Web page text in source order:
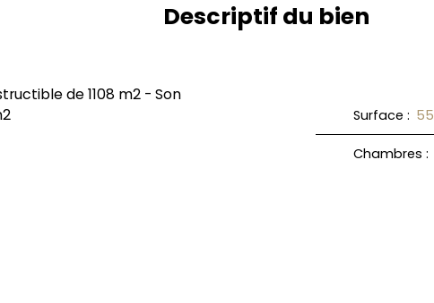
Descriptif du bien
de 1108 m2 - Son
Surface : 55
Chambres :